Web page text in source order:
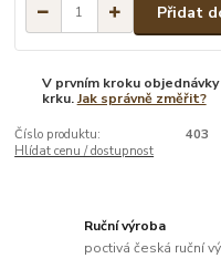
Přidat
V prvním kroku
krku.Jak správně změřit?
Číslo produktu:
403
Hlídat cenu / dostupnost
Ruční výroba
poctivá česká ruční